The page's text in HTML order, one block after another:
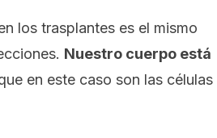
los trasplantes es el mismo
Nuestro cuerpo está
en este caso son las células